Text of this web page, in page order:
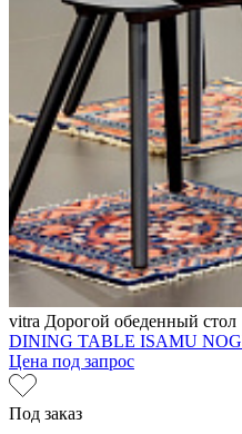
vitra Дорогой обеденный стол
DINING TABLE ISAMU
Цена под запрос
Под заказ